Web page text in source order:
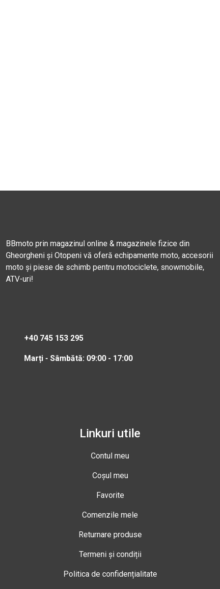
BBmoto prin magazinul online & magazinele fizice din
Gheorgheni și Otopeni vă oferă echipamente moto, accesorii
moto și piese de schimb pentru motociclete, snowmobile,
ATV-uri!
+40 745 153 295
Marți - Sâmbătă: 09:00 - 17:00
Linkuri utile
Contul meu
Coșul meu
Favorite
Comenzile mele
Returnare produse
Termeni și condiții
Politica de confidențialitate